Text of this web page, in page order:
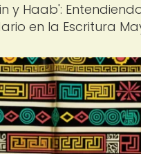
y Haab':
en la Escritura